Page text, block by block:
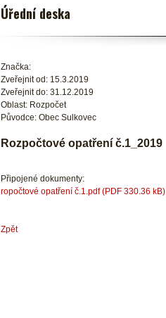
Úřední deska
Značka:
Zveřejnit od: 15.3.2019
Zveřejnit do: 31.12.2019
Oblast: Rozpočet
Původce: Obec Sulkovec
Rozpočtové opatření č.1_2019
Připojené dokumenty:
ropočtové opatření č.1.pdf (PDF 330.36 kB)
Zpět